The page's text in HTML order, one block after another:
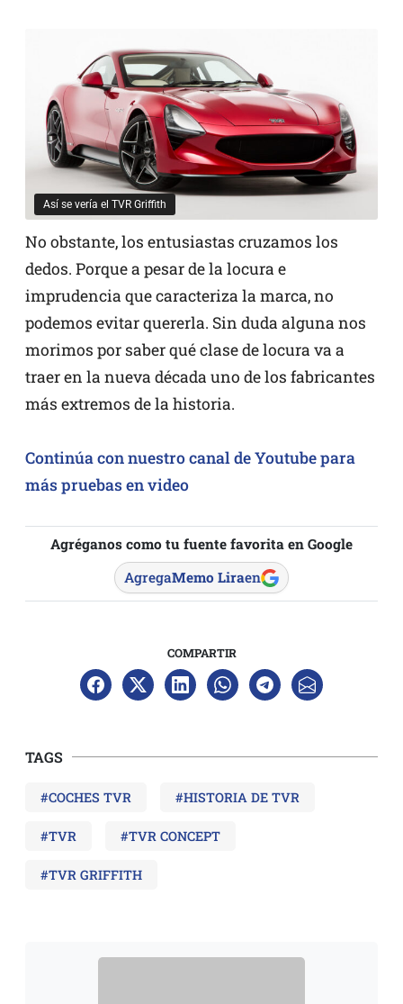
Así se vería el TVR Griffith
No obstante, los entusiastas cruzamos los
dedos. Porque a pesar de la locura e
imprudencia que caracteriza la marca, no
podemos evitar quererla. Sin duda alguna nos
morimos por saber qué clase de locura va a
traer en la nueva década uno de los fabricantes
más extremos de la historia.
Continúa con nuestro canal de Youtube para
más pruebas en video
Agréganos como tu fuente favorita en Google
AgregaMemo Liraen
COMPARTIR
TAGS
#COCHES TVR #HISTORIA DE TVR
#TVR #TVR CONCEPT
#TVR GRIFFITH